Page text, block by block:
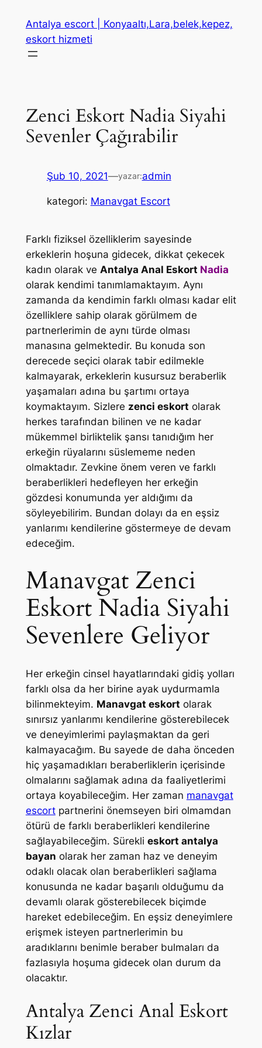
Antalya escort | Konyaaltı,Lara,belek,kepez,
eskort hizmeti
Zenci Eskort Nadia Siyahi
Sevenler Çağırabilir
Şub 10, 2021—yazar:admin
kategori: Manavgat Escort
Farklı fiziksel özelliklerim sayesinde
erkeklerin hoşuna gidecek, dikkat çekecek
kadın olarak ve Antalya Anal Eskort Nadia
olarak kendimi tanımlamaktayım. Aynı
zamanda da kendimin farklı olması kadar elit
özelliklere sahip olarak görülmem de
partnerlerimin de aynı türde olması
manasına gelmektedir. Bu konuda son
derecede seçici olarak tabir edilmekle
kalmayarak, erkeklerin kusursuz beraberlik
yaşamaları adına bu şartımı ortaya
koymaktayım. Sizlere zenci eskort olarak
herkes tarafından bilinen ve ne kadar
mükemmel birliktelik şansı tanıdığım her
erkeğin rüyalarını süslememe neden
olmaktadır. Zevkine önem veren ve farklı
beraberlikleri hedefleyen her erkeğin
gözdesi konumunda yer aldığımı da
söyleyebilirim. Bundan dolayı da en eşsiz
yanlarımı kendilerine göstermeye de devam
edeceğim.
Manavgat Zenci
Eskort Nadia Siyahi
Sevenlere Geliyor
Her erkeğin cinsel hayatlarındaki gidiş yolları
farklı olsa da her birine ayak uydurmamla
bilinmekteyim. Manavgat eskort olarak
sınırsız yanlarımı kendilerine gösterebilecek
ve deneyimlerimi paylaşmaktan da geri
kalmayacağım. Bu sayede de daha önceden
hiç yaşamadıkları beraberliklerin içerisinde
olmalarını sağlamak adına da faaliyetlerimi
ortaya koyabileceğim. Her zaman manavgat
escortpartnerini önemseyen biri olmamdan
ötürü de farklı beraberlikleri kendilerine
sağlayabileceğim. Sürekli eskort antalya
bayan olarak her zaman haz ve deneyim
odaklı olacak olan beraberlikleri sağlama
konusunda ne kadar başarılı olduğumu da
devamlı olarak gösterebilecek biçimde
hareket edebileceğim. En eşsiz deneyimlere
erişmek isteyen partnerlerimin bu
aradıklarını benimle beraber bulmaları da
fazlasıyla hoşuma gidecek olan durum da
olacaktır.
Antalya Zenci Anal Eskort
Kızlar